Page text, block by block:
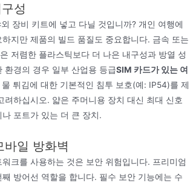
성
장비 키트에 넣고 다닐 것입니까? 개인 여행에
지만 제품의 빌드 품질도 중요합니다. 금속 또는
저렴한 플라스틱보다 더 나은 내구성과 방열 성
환경의 경우 일부 산업용 등급SIM 카드가 있는 여
튀김에 대한 기본적인 침투 보호(예: IP54)를 제
려하십시오. 얇은 주머니용 장치 대신 최대 신호
포트가 있는 더 큰 장치.
일 방화벽
크를 사용하는 것은 보안 위험입니다. 프리미엄
방어선 역할을 합니다. 필수 보안 기능에는 수